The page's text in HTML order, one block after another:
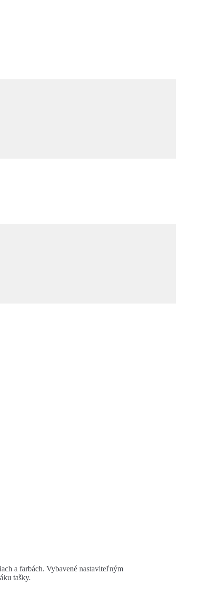
a farbách. Vybavené nastaviteľným
tašky.